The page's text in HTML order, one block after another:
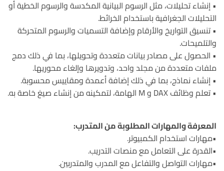
• إنشاء تحليلات، مثل الرسوم البيانية المكدسة والرسوم الخطية أو
التحليلات الجغرافية باستخدام الخرائط.
• تنسيق التواريخ والأرقام وإضافة التسميات والرسوم المتحركة
والتلميحات.
• الحصول على مصادر بيانات متعددة وتحويلها، بما في ذلك دمج
ملفات متعددة من مجلد واحد، وتدويرها وإلغاء محوريها.
• إنشاء نماذج، بما في ذلك إضافة أعمدة ومقاييس محسوبة.
• تعلم وظائف DAX و M الهامة، لتمكينه من إنشاء صيغ خاصة به.
المعرفة والمهارات المطلوبة من المتدرب:
•مهارات استخدام الكمبيوتر.
•القدرة على التعامل مع منصات التدريب.
•مهارات التواصل والتفاعل مع المدرب والمتدربين.